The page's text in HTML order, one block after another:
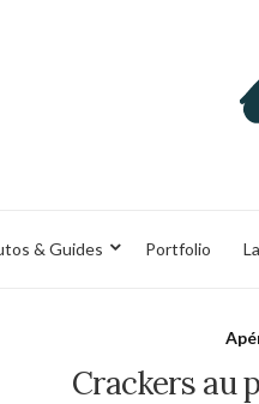
& Guides Portfolio
Crackers au